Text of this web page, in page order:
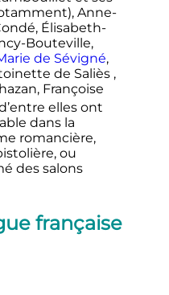
Anne-
Élisabeth-
Bouteville,
de Sévigné,
de Saliès ,
Françoise
elles ont
dans la
romancière,
ou
des salons
française